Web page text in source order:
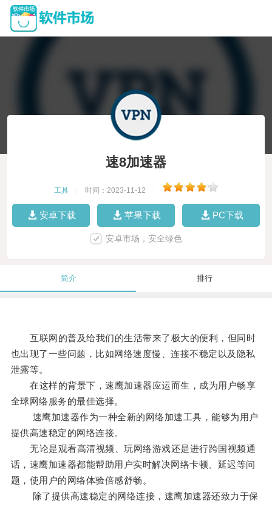
速8加速器
工具 时间：2023-11-12
安卓下载 苹果下载 PC下载
安卓市场，安全绿色
简介 排行
互联网的普及给我们的生活带来了极大的便利，但同时
也出现了一些问题，比如网络速度慢、连接不稳定以及隐私
泄露等。
在这样的背景下，速鹰加速器应运而生，成为用户畅享
全球网络服务的最佳选择。
速鹰加速器作为一种全新的网络加速工具，能够为用户
提供高速稳定的网络连接。
无论是观看高清视频、玩网络游戏还是进行跨国视频通
话，速鹰加速器都能帮助用户实时解决网络卡顿、延迟等问
题，使用户的网络体验倍感舒畅。
除了提供高速稳定的网络连接，速鹰加速器还致力于保